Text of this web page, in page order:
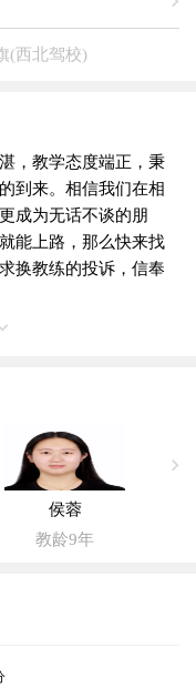
(西北驾校)
，教学态度端正，秉
到来。相信我们在相
成为无话不谈的朋
能上路，那么快来找
换教练的投诉，信奉
侯蓉
教龄9年